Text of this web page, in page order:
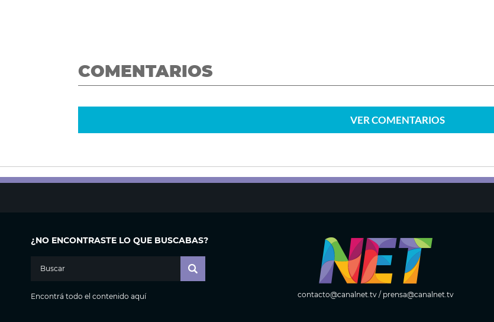
COMENTARIOS
VERCOMENTARIOS
¿NO ENCONTRASTE LO QUE BUSCABAS?
Encontrá todo el contenido aquí contacto@canalnet.tv/ prensa@canalnet.tv